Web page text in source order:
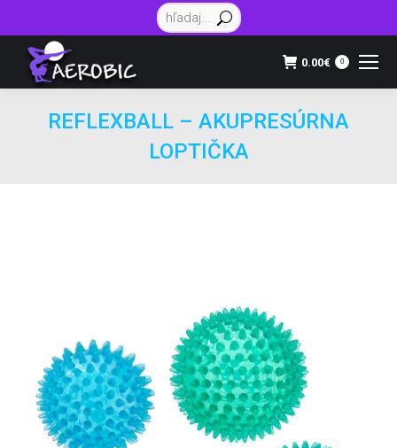
Vyhľadávanie:
0.00€ 0
REFLEXBALL – AKUPRESÚRNA
LOPTIČKA